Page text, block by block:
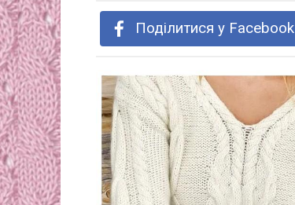
Поділитися у Facebook